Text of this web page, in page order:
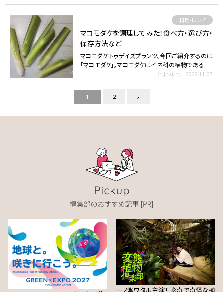
料理・レシピ
マコモダケを調理してみた！食べ方・選び方・
保存方法など
マコモダケ トゥデイズプランツ、今回ご紹介するのは
「マコモダケ」。マコモダケはイネ科の植物である「マ
とまつあつこ 2022.11.07
1 2
一ノ瀬ワタル主演！ 珍奇で奇怪な植